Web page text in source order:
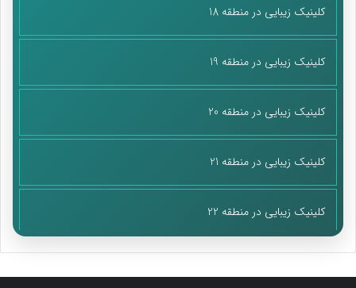
کلینیک زیبایی در منطقه 18
کلینیک زیبایی در منطقه 19
کلینیک زیبایی در منطقه 20
کلینیک زیبایی در منطقه 21
کلینیک زیبایی در منطقه 22